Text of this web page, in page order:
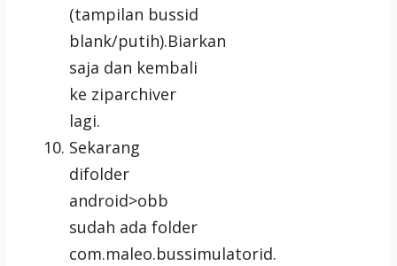
(tampilan bussid
blank/putih).Biarkan
saja dan kembali
ke ziparchiver
lagi.
Sekarang
difolder
android>obb
sudah ada folder
com.maleo.bussimulatorid.